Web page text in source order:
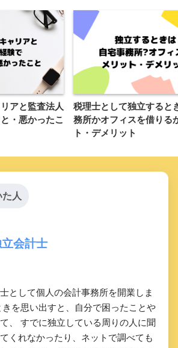
アと監査法人
・悪かったこ
税理士として独立すると
務所かオフィスを借りる
ト・デメリット
人
会計士
として個人の会計事務所を開業しま
きを思い出すと、自分で困ったことや
、 すでに独立している周りの人に聞
くれなかったり、ネットで調べても